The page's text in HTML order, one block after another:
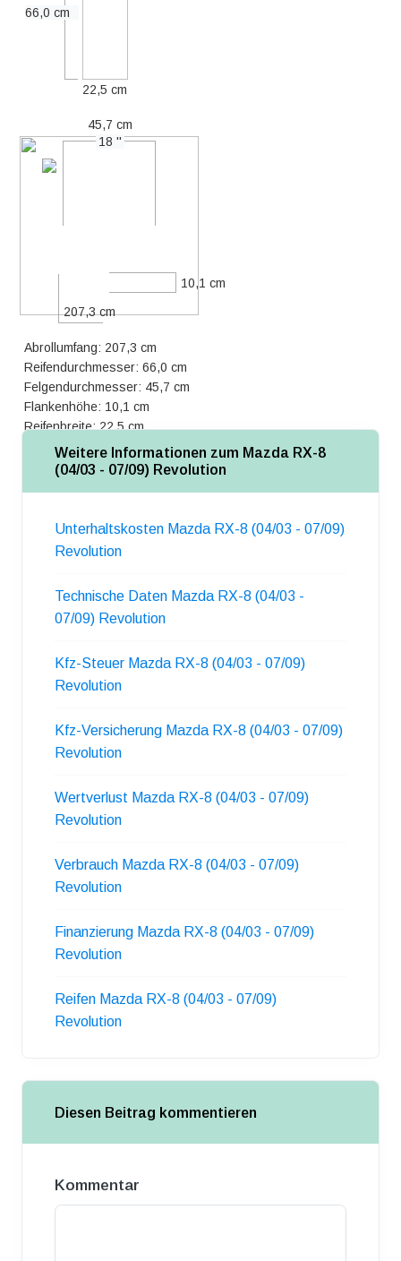
66,0 cm
22,5 cm
18 ''
45,7 cm
10,1 cm
207,3 cm
Abrollumfang: 207,3 cm
Reifendurchmesser: 66,0 cm
Felgendurchmesser: 45,7 cm
Flankenhöhe: 10,1 cm
Reifenbreite: 22,5 cm
Weitere Informationen zum Mazda RX-8
(04/03 - 07/09) Revolution
Unterhaltskosten Mazda RX-8 (04/03 - 07/09)
Revolution
Technische Daten Mazda RX-8 (04/03 -
07/09) Revolution
Kfz-Steuer Mazda RX-8 (04/03 - 07/09)
Revolution
Kfz-Versicherung Mazda RX-8 (04/03 - 07/09)
Revolution
Wertverlust Mazda RX-8 (04/03 - 07/09)
Revolution
Verbrauch Mazda RX-8 (04/03 - 07/09)
Revolution
Finanzierung Mazda RX-8 (04/03 - 07/09)
Revolution
Reifen Mazda RX-8 (04/03 - 07/09)
Revolution
Diesen Beitrag kommentieren
Kommentar